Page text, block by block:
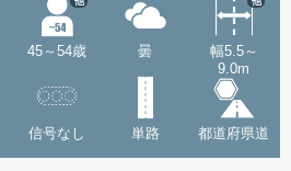
45～54歳 曇
幅5.5～
9.0m
信号なし 単路 都道府県道